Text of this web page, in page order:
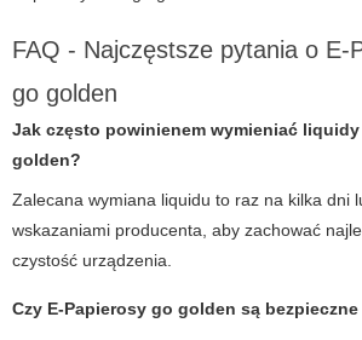
FAQ - Najczęstsze pytania o E-
go golden
Jak często powinienem wymieniać
golden?
Zalecana wymiana liquidu to raz na kilka dni
wskazaniami producenta, aby zachować
czystość urządzenia.
Czy E-Papierosy go golden są